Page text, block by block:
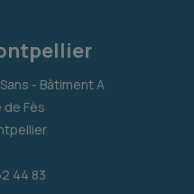
- Bâtiment A
de Fès
44 83